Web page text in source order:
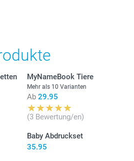
MyNameBook Tiere
Mehr als 10 Varianten
Ab 29.95
(3 Bewertung/en)
Baby Abdruckset
35.95